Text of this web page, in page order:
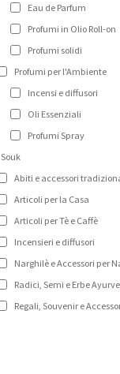
Eau de Parfum
Profumi in Olio Roll-on
Profumi solidi
Profumi per l'Ambiente
Incensi e diffusori
Oli Essenziali
Profumi Spray
Souk
Abiti e accessori
Articoli per la Casa
Articoli per Tè e Caffè
Incensieri e diffusori
Narghilè e Accessori per
Radici, Semi e Erbe
Regali, Souvenir e